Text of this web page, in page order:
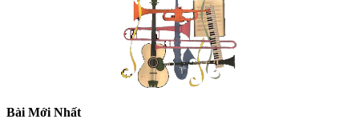
Bài Mới Nhất